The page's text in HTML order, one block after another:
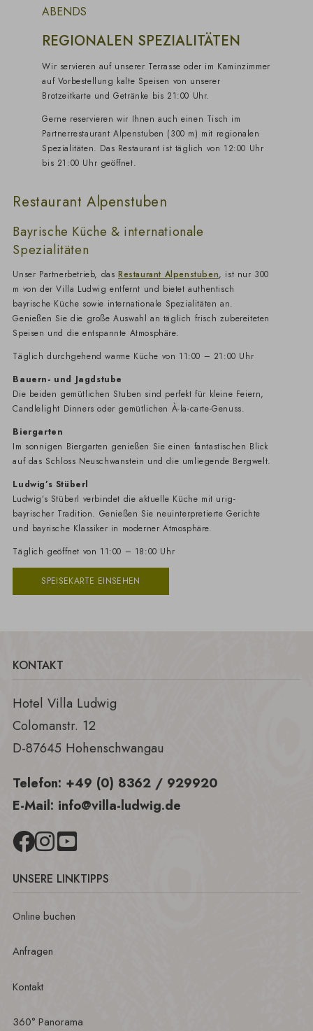
ABENDS
REGIONALEN SPEZIALITÄTEN
Wir servieren auf unserer Terrasse oder im Kaminzimmer
auf Vorbestellung kalte Speisen von unserer
Brotzeitkarte und Getränke bis 21:00 Uhr.
Gerne reservieren wir Ihnen auch einen Tisch im
Partnerrestaurant Alpenstuben (300 m) mit regionalen
Spezialitäten. Das Restaurant ist täglich von 12:00 Uhr
bis 21:00 Uhr geöffnet.
Restaurant Alpenstuben
Bayrische Küche & internationale
Spezialitäten
Unser Partnerbetrieb, das Restaurant Alpenstuben, ist nur 300
m von der Villa Ludwig entfernt und bietet authentisch
bayrische Küche sowie internationale Spezialitäten an.
Genießen Sie die große Auswahl an täglich frisch zubereiteten
Speisen und die entspannte Atmosphäre.
Täglich durchgehend warme Küche von 11:00 – 21:00 Uhr
Bauern- und Jagdstube
Die beiden gemütlichen Stuben sind perfekt für kleine Feiern,
Candlelight Dinners oder gemütlichen À-la-carte-Genuss.
Biergarten
Im sonnigen Biergarten genießen Sie einen fantastischen Blick
auf das Schloss Neuschwanstein und die umliegende Bergwelt.
Ludwig’s Stüberl
Ludwig’s Stüberl verbindet die aktuelle Küche mit urig-
bayrischer Tradition. Genießen Sie neuinterpretierte Gerichte
und bayrische Klassiker in moderner Atmosphäre.
Täglich geöffnet von 11:00 – 18:00 Uhr
SPEISEKARTE EINSEHEN
KONTAKT
Hotel Villa Ludwig
Colomanstr. 12
D-87645 Hohenschwangau
Telefon: +49 (0) 8362 / 929920
E-Mail: info@villa-ludwig.de
UNSERE LINKTIPPS
Online buchen
Anfragen
Kontakt
360° Panorama